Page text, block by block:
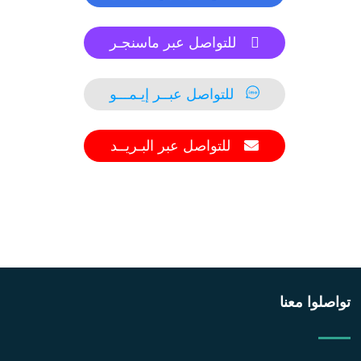
للتواصل عبر ماسنجـر
للتواصل عبــر إيـمـــو
للتواصل عبر البـريــد
تواصلوا معنا